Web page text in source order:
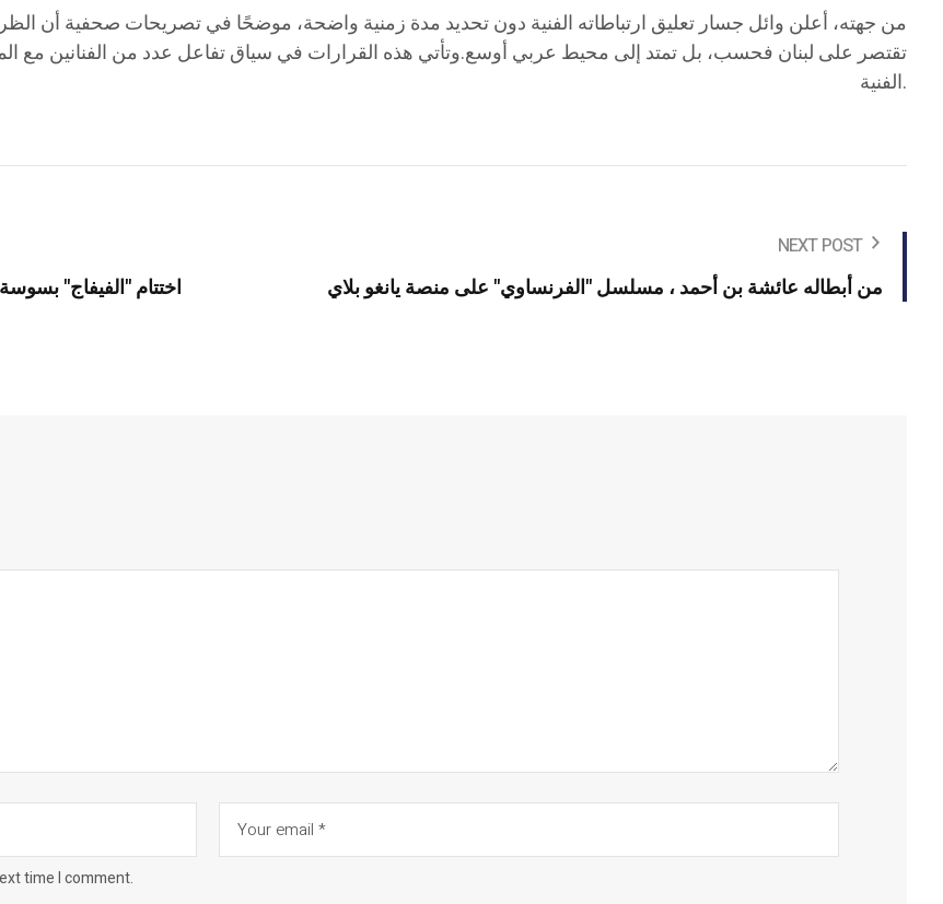
من جهته، أعلن وائل جسار تعليق ارتباطاته الفنية دون تحديد مدة زمنية واضحة، موضحًا في تصريحات صحفية أن
تقتصر على لبنان فحسب، بل تمتد إلى محيط عربي أوسع.وتأتي هذه القرارات في سياق تفاعل عدد من الفنانين مع
الفنية.
اختتام "الفيفاج"
NEXT POST
من أبطاله عائشة بن أحمد ، مسلسل "الفرنساوي" على منصة يانغو بلاي
time I comment.